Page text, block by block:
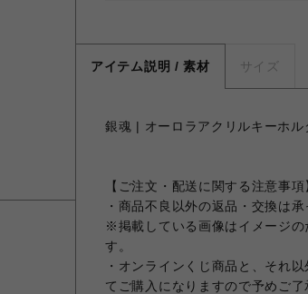
アイテム説明 / 素材 サイズ
銀魂 | オーロラアクリルキーホ
【ご注文・配送に関する注意事項
・商品不良以外の返品・交換は承
※掲載している画像はイメージの
す。
・オンラインくじ商品と、それ
てご購入になりますので予めご了